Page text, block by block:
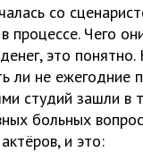
со
процессе. Чего
это понятно.
ли не ежегодние
студий зашли в
больных
и это: